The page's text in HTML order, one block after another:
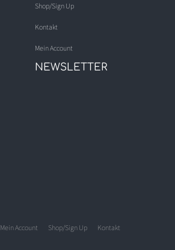
Shop/Sign Up
Kontakt
Mein Account
NEWSLETTER
Mein Account Shop/Sign Up Kontakt